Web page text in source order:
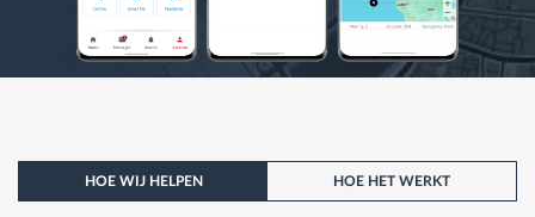
HOE WIJ HELPEN HOE HET WERKT